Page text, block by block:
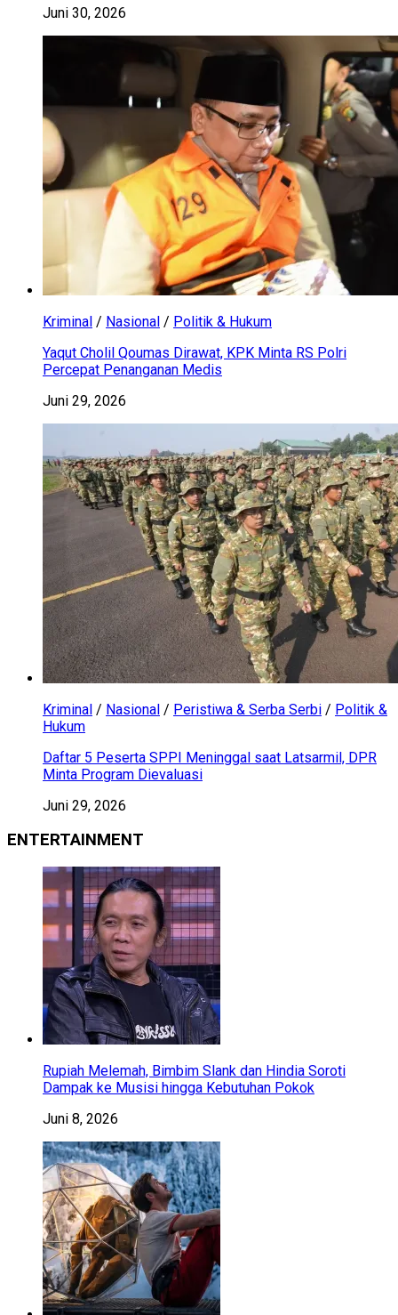
Juni 30, 2026
Kriminal / Nasional / Politik & Hukum
Yaqut Cholil Qoumas Dirawat, KPK Minta RS Polri
Percepat Penanganan Medis
Juni 29, 2026
Kriminal / Nasional / Peristiwa & Serba Serbi / Politik &
Hukum
Daftar 5 Peserta SPPI Meninggal saat Latsarmil, DPR
Minta Program Dievaluasi
Juni 29, 2026
ENTERTAINMENT
Rupiah Melemah, Bimbim Slank dan Hindia Soroti
Dampak ke Musisi hingga Kebutuhan Pokok
Juni 8, 2026